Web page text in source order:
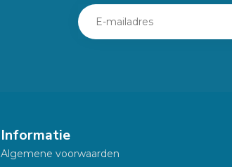
Informatie
Algemene voorwaarden